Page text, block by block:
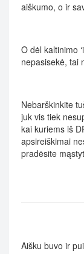
aiškumo, o ir
O dėl kaltinimo
nepasisekė, tai
Nebarškinkite
juk vis tiek
kai kuriems iš
apsireiškimai
pradėsite
Aišku buvo ir